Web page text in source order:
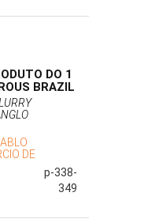
DO 1
BRAZIL
DE
p-338-
349